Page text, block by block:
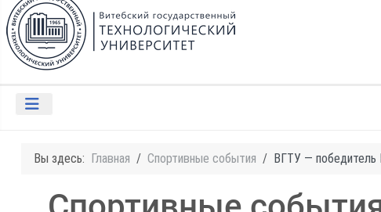
Вы здесь: Главная Спортивные события ВГТУ — победитель